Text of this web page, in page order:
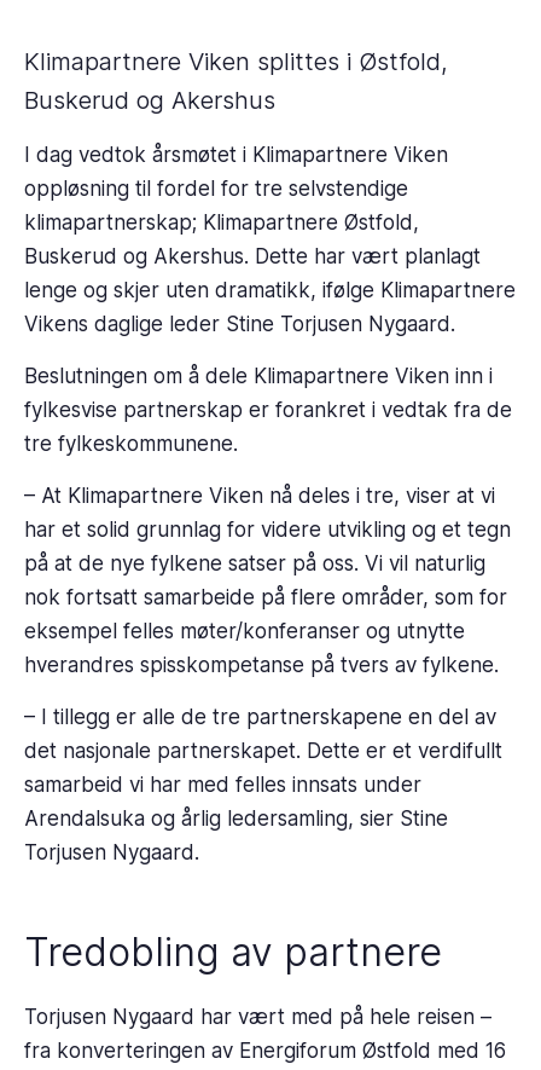
Klimapartnere Viken splittes i Østfold,
Buskerud og Akershus
I dag vedtok årsmøtet i Klimapartnere Viken
oppløsning til fordel for tre selvstendige
klimapartnerskap; Klimapartnere Østfold,
Buskerud og Akershus. Dette har vært planlagt
lenge og skjer uten dramatikk, ifølge Klimapartnere
Vikens daglige leder Stine Torjusen Nygaard.
Beslutningen om å dele Klimapartnere Viken inn i
fylkesvise partnerskap er forankret i vedtak fra de
tre fylkeskommunene.
– At Klimapartnere Viken nå deles i tre, viser at vi
har et solid grunnlag for videre utvikling og et tegn
på at de nye fylkene satser på oss. Vi vil naturlig
nok fortsatt samarbeide på flere områder, som for
eksempel felles møter/konferanser og utnytte
hverandres spisskompetanse på tvers av fylkene.
– I tillegg er alle de tre partnerskapene en del av
det nasjonale partnerskapet. Dette er et verdifullt
samarbeid vi har med felles innsats under
Arendalsuka og årlig ledersamling, sier Stine
Torjusen Nygaard.
Tredobling av partnere
Torjusen Nygaard har vært med på hele reisen –
fra konverteringen av Energiforum Østfold med 16